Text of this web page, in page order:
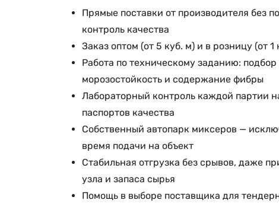
Прямые поставки от производителя без
контроль качества
Заказ оптом (от 5 куб. м) и в розницу (от
Работа по техническому заданию:
морозостойкость и содержание фибры
Лабораторный контроль каждой партии
паспортов качества
Собственный автопарк миксеров —
время подачи на объект
Стабильная отгрузка без срывов, даже
узла и запаса сырья
Помощь в выборе поставщика для